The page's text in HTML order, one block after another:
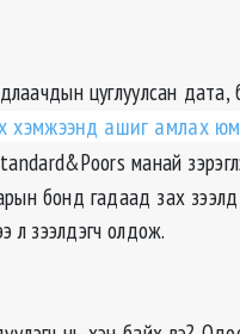
цуглуулсан
хэмжээнд ашиг амлах
манай
бонд гадаад зах зээлд
л зээлдэгч олдож.